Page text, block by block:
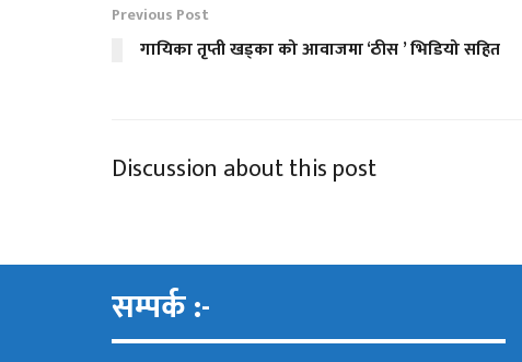
Previous Post
गायिका तृप्ती खड्का को आवाजमा ‘ठीस ’ भिडियो सहित
Discussion about this post
सम्पर्क :-